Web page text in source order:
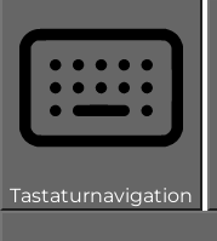
Tastaturnavigation